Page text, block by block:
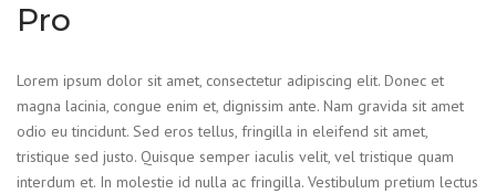
Pro
Lorem ipsum dolor sit amet, consectetur adipiscing elit. Donec et
magna lacinia, congue enim et, dignissim ante. Nam gravida sit amet
odio eu tincidunt. Sed eros tellus, fringilla in eleifend sit amet,
tristique sed justo. Quisque semper iaculis velit, vel tristique quam
interdum et. In molestie id nulla ac fringilla. Vestibulum pretium lectus